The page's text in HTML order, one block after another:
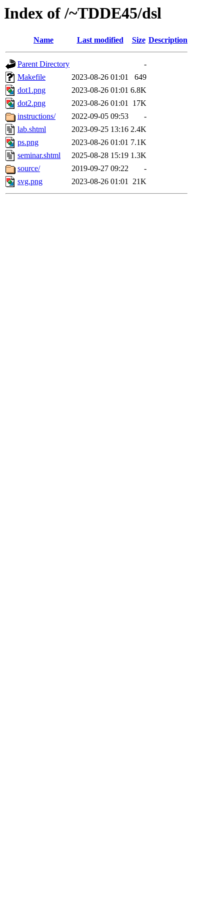
Index of /~TDDE45/dsl
Name Last modified Size Description
Parent Directory
-
Makefile
2023-08-26 01:01
649
dot1.png
2023-08-26 01:01 6.8K
dot2.png
2023-08-26 01:01 17K
instructions/
2022-09-05 09:53
-
lab.shtml
2023-09-25 13:16 2.4K
ps.png
2023-08-26 01:01 7.1K
seminar.shtml
2025-08-28 15:19 1.3K
source/
2019-09-27 09:22
-
svg.png
2023-08-26 01:01 21K